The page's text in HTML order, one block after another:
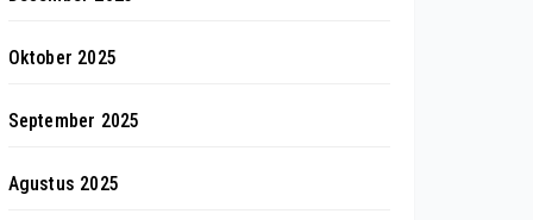
Oktober 2025
September 2025
Agustus 2025